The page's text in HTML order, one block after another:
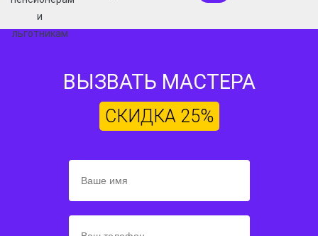
ВЫЗВАТЬ МАСТЕРА
СКИДКА 25%